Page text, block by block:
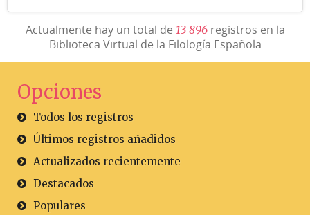
Actualmente hay un total de 13 896registros en la
Biblioteca Virtual de la Filología Española
Opciones
Todos los registros
Últimos registros añadidos
Actualizados recientemente
Destacados
Populares